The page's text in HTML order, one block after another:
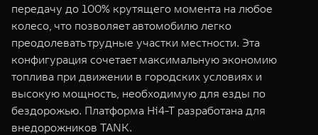
передачу до 100% крутящего момента на любое
колесо, что позволяет автомобилю легко
преодолевать трудные участки местности. Эта
конфигурация сочетает максимальную экономию
топлива при движении в городских условиях и
высокую мощность, необходимую для езды по
бездорожью. Платформа Hi4-T разработана для
внедорожников TANK.